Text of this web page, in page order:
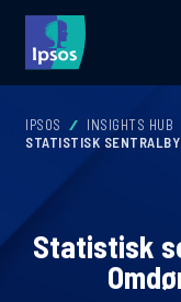
IPSOS
INSIGHTS HUB
STATISTISK
Statistisk